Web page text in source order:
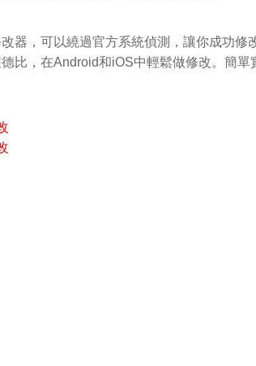
器，可以繞過官方系統偵測，讓你成功修
比，在Android和iOS中輕鬆做修改。簡